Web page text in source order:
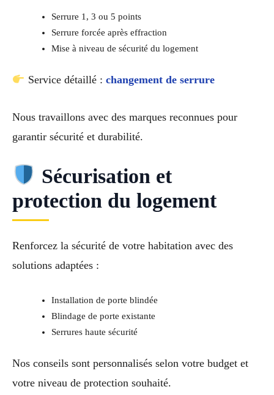
Serrure 1, 3 ou 5 points
Serrure forcée après effraction
Mise à niveau de sécurité du logement
Service détaillé : changement de serrure
Nous travaillons avec des marques reconnues pour
garantir sécurité et durabilité.
Sécurisation et
protection du logement
Renforcez la sécurité de votre habitation avec des
solutions adaptées :
Installation de porte blindée
Blindage de porte existante
Serrures haute sécurité
Nos conseils sont personnalisés selon votre budget et
votre niveau de protection souhaité.